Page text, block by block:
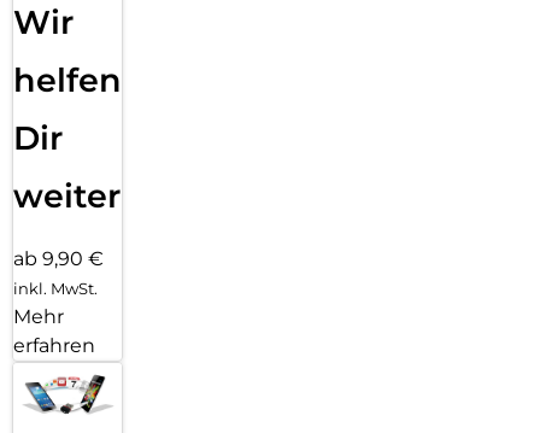
Wir
helfen
Dir
weiter
ab 9,90 €
inkl. MwSt.
Mehr
erfahren